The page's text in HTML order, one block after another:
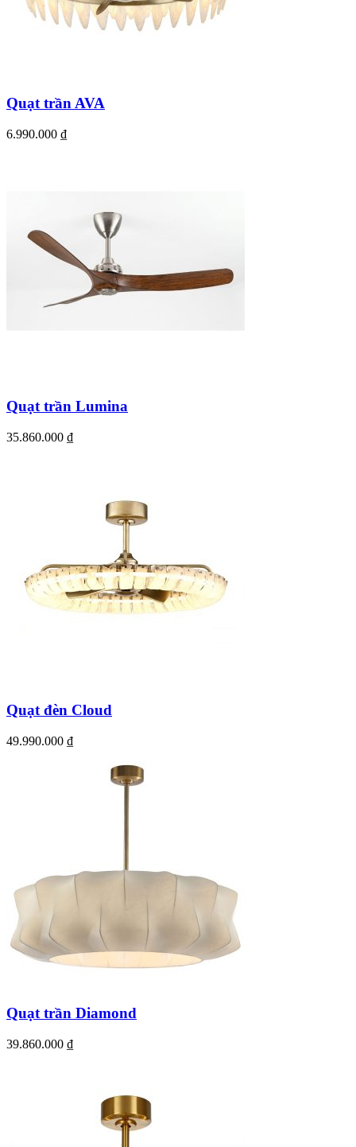
Quạt trần AVA
6.990.000 ₫
Quạt trần Lumina
35.860.000 ₫
Quạt đèn Cloud
49.990.000 ₫
Quạt trần Diamond
39.860.000 ₫